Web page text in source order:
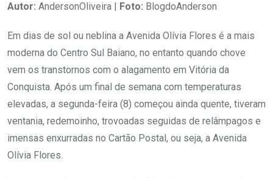
Autor: AndersonOliveira | Foto: BlogdoAnderson
Em dias de sol ou neblina a Avenida Olívia Flores é a mais
moderna do Centro Sul Baiano, no entanto quando chove
vem os transtornos com o alagamento em Vitória da
Conquista. Após um final de semana com temperaturas
elevadas, a segunda-feira (8) começou ainda quente, tiveram
ventania, redemoinho, trovoadas seguidas de relâmpagos e
imensas enxurradas no Cartão Postal, ou seja, a Avenida
Olívia Flores.